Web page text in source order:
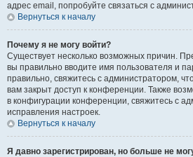
адрес email, попробуйте связаться с
Вернуться к началу
Почему я не могу войти?
Существует несколько возможных причин.
вы правильно вводите имя пользователя и
правильно, свяжитесь с администратором,
вам закрыт доступ к конференции. Также
в конфигурации конференции, свяжитесь с
исправления настроек.
Вернуться к началу
Я давно зарегистрирован, но больше не